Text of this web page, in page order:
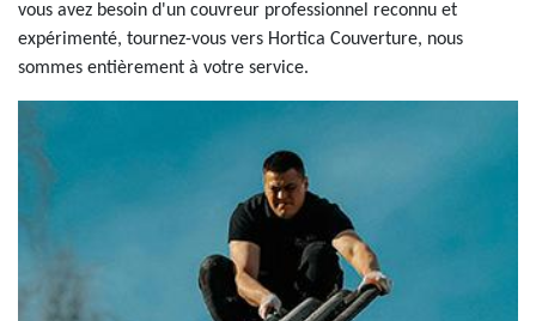
vous avez besoin d'un couvreur professionnel reconnu et
expérimenté, tournez-vous vers Hortica Couverture, nous
sommes entièrement à votre service.